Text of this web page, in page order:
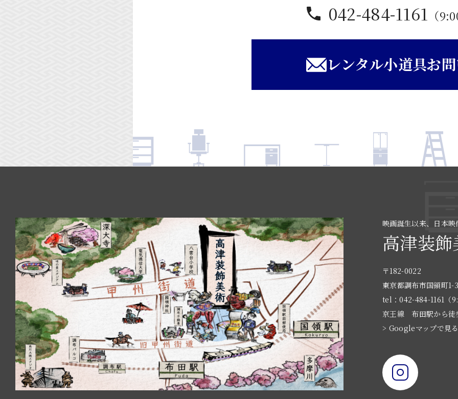
042-484-1161 （
レンタル小道具お
映画誕生以来、日本
高津装
〒182-0022
東京都調布市国領町1-
tel：042-484-1161（
京王線 布田駅から徒
> Googleマップで見る